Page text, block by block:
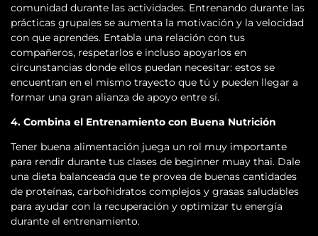
comunidad durante las actividades. Entrenando durante las
prácticas grupales se aumenta la motivación y la velocidad
con que aprendes. Entabla una relación con tus
compañeros, respetarlos e incluso apoyarlos en
circunstancias donde ellos puedan necesitar: estos se
encuentran en el mismo trayecto que tú y pueden llegar a
formar una gran alianza de apoyo entre sí.
4. Combina el Entrenamiento con Buena Nutrición
Tener buena alimentación juega un rol muy importante
para rendir durante tus clases de beginner muay thai. Dale
una dieta balanceada que te provea de buenas cantidades
de proteínas, carbohidratos complejos y grasas saludables
para ayudar con la recuperación y optimizar tu energía
durante el entrenamiento.